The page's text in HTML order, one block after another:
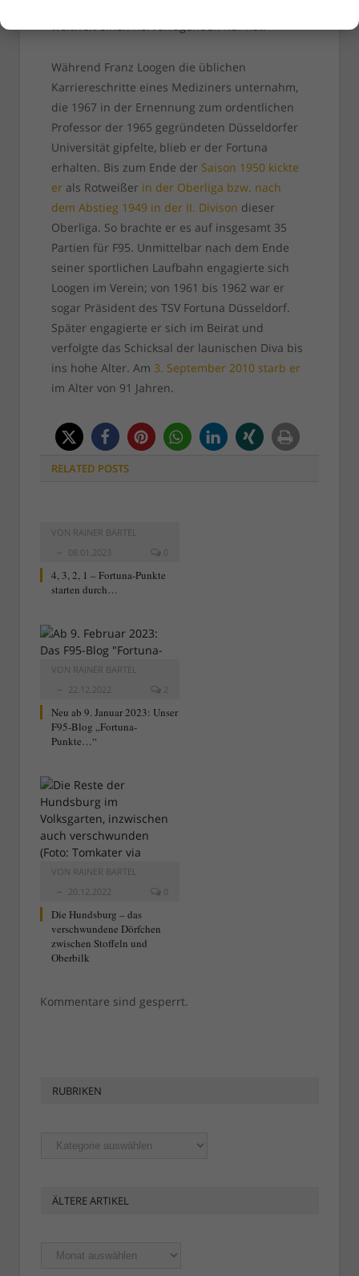
weltweit einen hervorragenden Ruf hat.
Während Franz Loogen die üblichen
Karriereschritte eines Mediziners unternahm,
die 1967 in der Ernennung zum ordentlichen
Professor der 1965 gegründeten Düsseldorfer
Universität gipfelte, blieb er der Fortuna
erhalten. Bis zum Ende der Saison 1950 kickte
erals Rotweißer in der Oberliga bzw. nach
dem Abstieg 1949 in der II. Divison dieser
Oberliga. So brachte er es auf insgesamt 35
Partien für F95. Unmittelbar nach dem Ende
seiner sportlichen Laufbahn engagierte sich
Loogen im Verein; von 1961 bis 1962 war er
sogar Präsident des TSV Fortuna Düsseldorf.
Später engagierte er sich im Beirat und
verfolgte das Schicksal der launischen Diva bis
ins hohe Alter. Am 3. September 2010 starb er
im Alter von 91 Jahren.
RELATED POSTS
VON RAINER BARTEL
08.01.2023
0
4, 3, 2, 1 – Fortuna-Punkte
starten durch…
VON RAINER BARTEL
22.12.2022
2
Neu ab 9. Januar 2023: Unser
F95-Blog „Fortuna-
Punkte…“
VON RAINER BARTEL
20.12.2022
0
Die Hundsburg – das
verschwundene Dörfchen
zwischen Stoffeln und
Oberbilk
Kommentare sind gesperrt.
RUBRIKEN
Rubriken
ÄLTERE ARTIKEL
Ältere
Artikel